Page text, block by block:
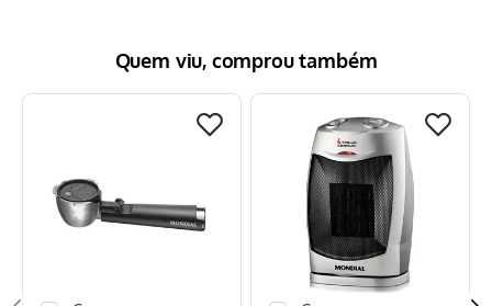
Quem viu, comprou também